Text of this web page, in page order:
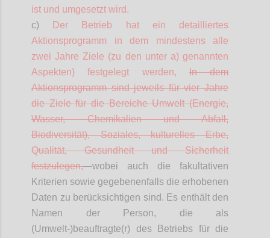
ist und umgesetzt wird.
c)
Der Betrieb hat ein
detailliertes
Aktionsprogramm in dem mindestens alle
zwei Jahre Ziele (zu den unter a) genannten
Aspekten) festgelegt werden, In dem
Aktionsprogramm sind jeweils für vier Jahre
die Ziele für die Bereiche Umwelt (Energie,
Wasser, Chemikalien und Abfall,
Biodiversität), Soziales, kulturelles Erbe,
Qualität, Gesundheit und Sicherheit
festzulegen,
wobei auch die fakultativen
Kriterien sowie gegebenenfalls die erhobenen
Daten zu berücksichtigen sind. Es enthält den
Namen der Person, die als
(Umwelt-)beauftragte(r) des Betriebs für die